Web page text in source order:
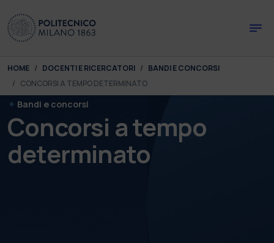
You are here:
HOME DOCENTI E RICERCATORI
BANDI E CONCORSI
CONCORSI A TEMPO DETERMINATO
Bandi e concorsi
Concorsi a tempo
determinato